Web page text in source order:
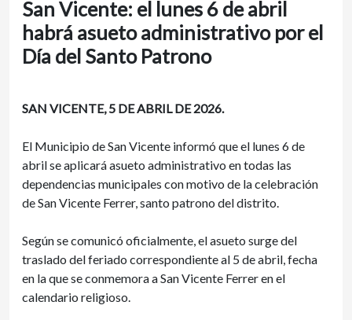
San Vicente: el lunes 6 de abril
habrá asueto administrativo por el
Día del Santo Patrono
SAN VICENTE, 5 DE ABRIL DE 2026.
El Municipio de San Vicente informó que el lunes 6 de
abril se aplicará asueto administrativo en todas las
dependencias municipales con motivo de la celebración
de San Vicente Ferrer, santo patrono del distrito.
Según se comunicó oficialmente, el asueto surge del
traslado del feriado correspondiente al 5 de abril, fecha
en la que se conmemora a San Vicente Ferrer en el
calendario religioso.